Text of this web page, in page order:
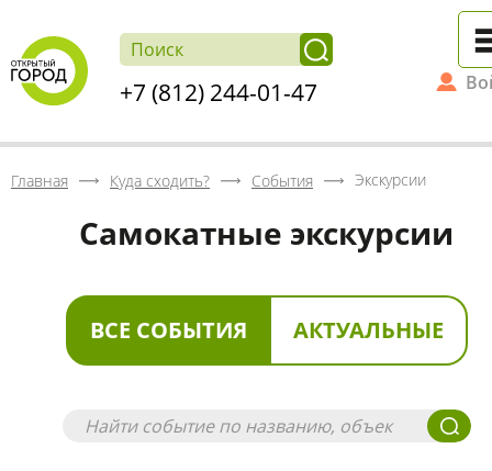
+7 (812) 244-01-47
Главная Куда сходить? События Экскурсии
Самокатные экскурсии
ВСЕ СОБЫТИЯ АКТУАЛЬНЫЕ